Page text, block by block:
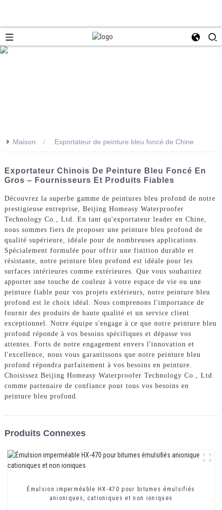
>> Maison Exportateur de peinture bleu foncé de Chine
Exportateur Chinois De Peinture Bleu Foncé En
Gros – Fournisseurs Et Produits Fiables
Découvrez la superbe gamme de peintures bleu profond de notre
prestigieuse entreprise, Beijing Homeasy Waterproofer
Technology Co., Ltd. En tant qu'exportateur leader en Chine,
nous sommes fiers de proposer une peinture bleu profond de
qualité supérieure, idéale pour de nombreuses applications.
Spécialement formulée pour offrir une finition durable et
résistante, notre peinture bleu profond est idéale pour les
surfaces intérieures comme extérieures. Que vous souhaitiez
apporter une touche de couleur à votre espace de vie ou une
peinture fiable pour vos projets extérieurs, notre peinture bleu
profond est le choix idéal. Nous comprenons l'importance de
fournir des produits de haute qualité et un service client
exceptionnel. Notre équipe s'engage à ce que notre peinture bleu
profond réponde à vos besoins spécifiques et dépasse vos
attentes. Forts de notre engagement envers l'innovation et
l'excellence, nous vous garantissons que notre peinture bleu
profond répondra parfaitement à vos besoins en peinture.
Choisissez Beijing Homeasy Waterproofer Technology Co., Ltd.
comme partenaire de confiance pour tous vos besoins en
peinture bleu profond.
Produits Connexes
Émulsion imperméable HX-470 pour bitumes émulsifiés
anioniques, cationiques et non ioniques